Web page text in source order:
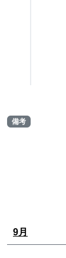
備考
9月